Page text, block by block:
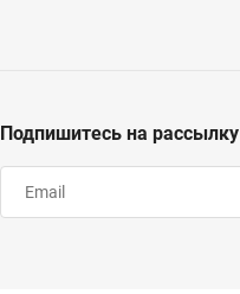
Подпишитесь на рассылку